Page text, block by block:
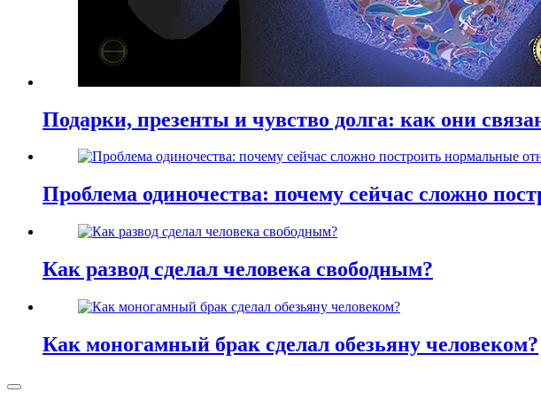
Подарки, презенты и чувство долга: как они
Проблема одиночества: почему сейчас сложно
Как развод сделал человека свободным?
Как моногамный брак сделал обезьяну человеком?